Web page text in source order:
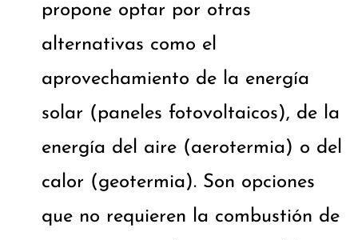
propone optar por otras
alternativas como el
aprovechamiento de la energía
solar (paneles fotovoltaicos), de la
energía del aire (aerotermia) o del
calor (geotermia). Son opciones
que no requieren la combustión de